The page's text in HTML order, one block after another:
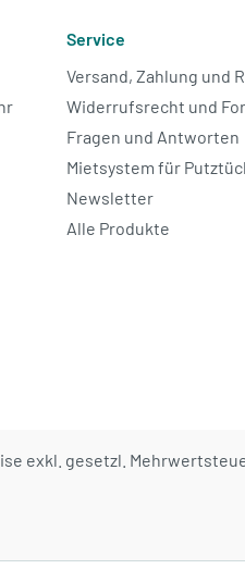
Service
Versand, Zahlung und
Widerrufsrecht und
Fragen und Antworten
Mietsystem für
Newsletter
Alle Produkte
exkl. gesetzl.